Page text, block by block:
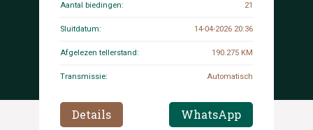
Aantal biedingen: 21
Sluitdatum: 14-04-2026 20:36
Afgelezen tellerstand: 190.275 KM
Transmissie: Automatisch
Details WhatsApp